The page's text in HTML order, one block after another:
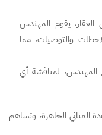
يقوم المهندس
والتوصيات، مما
المهندس، لمناقشة أي
الجاهزة، وتساهم